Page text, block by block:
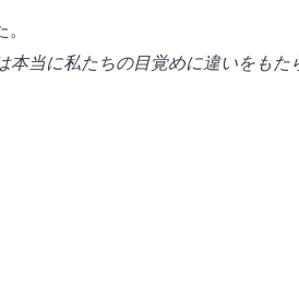
本当に私たちの目覚めに違いをもた